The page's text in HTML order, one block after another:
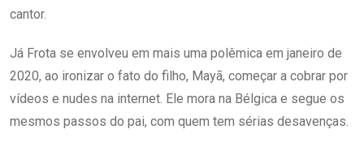
cantor.
Já Frota se envolveu em mais uma polêmica em janeiro de
2020, ao ironizar o fato do filho, Mayã, começar a cobrar por
vídeos e nudes na internet. Ele mora na Bélgica e segue os
mesmos passos do pai, com quem tem sérias desavenças.